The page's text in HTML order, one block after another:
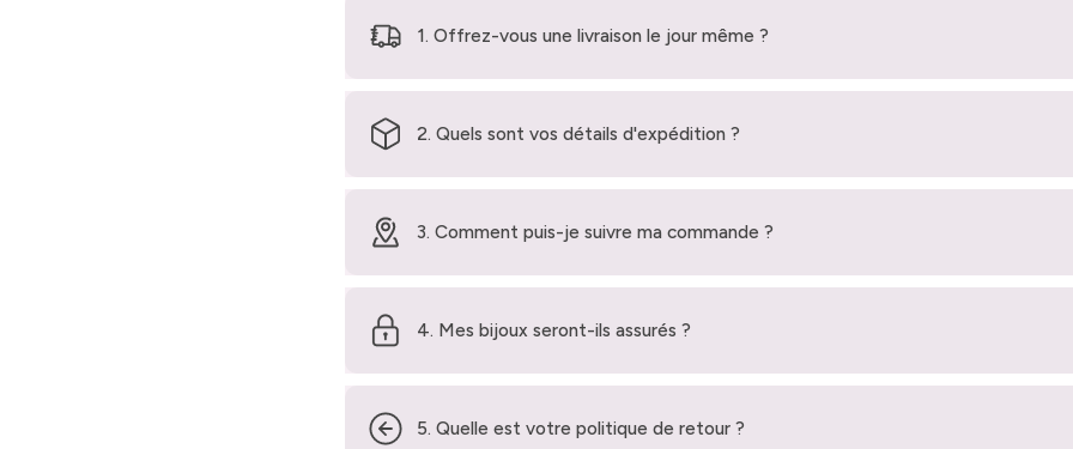
1. Offrez-vous une livraison le jour même ?
2. Quels sont vos détails d'expédition ?
3. Comment puis-je suivre ma commande ?
4. Mes bijoux seront-ils assurés ?
5. Quelle est votre politique de retour ?